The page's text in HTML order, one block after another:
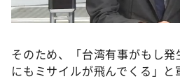
そのため、「台湾有事がもし
にもミサイルが飛んでくる」